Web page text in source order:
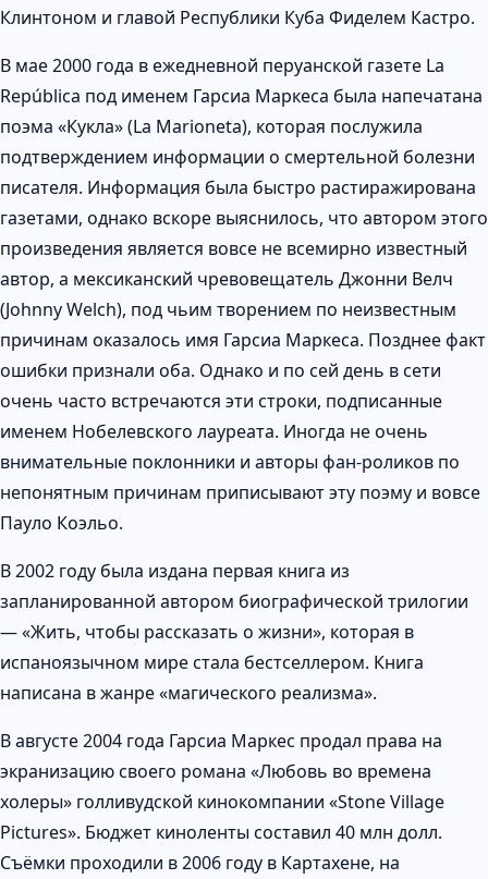
Клинтоном и главой Республики Куба Фиделем Кастро.
В мае 2000 года в ежедневной перуанской газете La
República под именем Гарсиа Маркеса была напечатана
поэма «Кукла» (La Marioneta), которая послужила
подтверждением информации о смертельной болезни
писателя. Информация была быстро растиражирована
газетами, однако вскоре выяснилось, что автором этого
произведения является вовсе не всемирно известный
автор, а мексиканский чревовещатель Джонни Велч
(Johnny Welch), под чьим творением по неизвестным
причинам оказалось имя Гарсиа Маркеса. Позднее факт
ошибки признали оба. Однако и по сей день в сети
очень часто встречаются эти строки, подписанные
именем Нобелевского лауреата. Иногда не очень
внимательные поклонники и авторы фан-роликов по
непонятным причинам приписывают эту поэму и вовсе
Пауло Коэльо.
В 2002 году была издана первая книга из
запланированной автором биографической трилогии
— «Жить, чтобы рассказать о жизни», которая в
испаноязычном мире стала бестселлером. Книга
написана в жанре «магического реализма».
В августе 2004 года Гарсиа Маркес продал права на
экранизацию своего романа «Любовь во времена
холеры» голливудской кинокомпании «Stone Village
Pictures». Бюджет киноленты составил 40 млн долл.
Съёмки проходили в 2006 году в Картахене, на